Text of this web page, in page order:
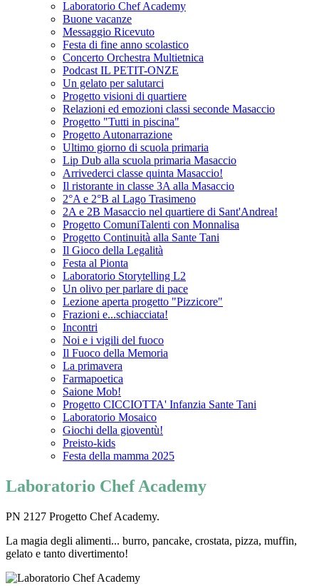
Laboratorio Chef Academy
Buone vacanze
Messaggio Ricevuto
Festa di fine anno scolastico
Concerto Orchestra Multietnica
Podcast IL PETIT-ONZE
Un gelato per salutarci
Progetto visioni di quartiere
Relazioni ed emozioni classi seconde Masaccio
Progetto "Tutti in piscina"
Progetto Autonarrazione
Ultimo giorno di scuola primaria
Lip Dub alla scuola primaria Masaccio
Arrivederci classe quinta Masaccio!
Il ristorante in classe 3A alla Masaccio
2°A e 2°B al Lago Trasimeno
2A e 2B Masaccio nel quartiere di Sant'Andrea!
Progetto ComuniTalenti con Monnalisa
Progetto Continuità alla Sante Tani
Il Gioco della Legalità
Festa al Pionta
Laboratorio Storytelling L2
Un olivo per parlare di pace
Lezione aperta progetto "Pizzicore"
Frazioni e...schiacciata!
Incontri
Noi e i vigili del fuoco
Il Fuoco della Memoria
La primavera
Farmapoetica
Saione Mob!
Progetto CICCIOTTA' Infanzia Sante Tani
Laboratorio Mosaico
Giochi della gioventù!
Preisto-kids
Festa della mamma 2025
Laboratorio Chef Academy
PN 2127 Progetto Chef Academy.
La magia degli alimenti... burro, pancake, crostata, pizza, muffin,
gelato e tanto divertimento!